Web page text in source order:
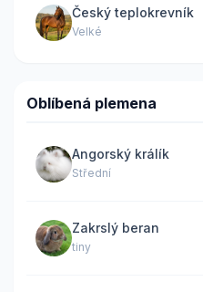
Český teplokrevník
Velké
Oblíbená plemena
Angorský králík
Střední
Zakrslý beran
tiny